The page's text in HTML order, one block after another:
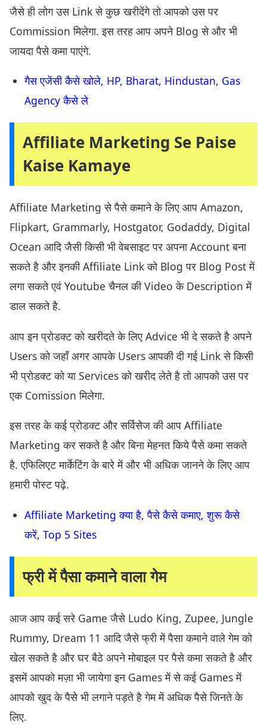
जैसे ही लोग उस Link से कुछ खरीदेंगे तो आपको उस पर
Commission मिलेगा. इस तरह आप अपने Blog से और भी
जायदा पैसे कमा पाएंगे.
गैस एजेंसी कैसे खोले, HP, Bharat, Hindustan, Gas
Agency कैसे ले
Affiliate Marketing Se Paise
Kaise Kamaye
Affiliate Marketing से पैसे कमाने के लिए आप Amazon,
Flipkart, Grammarly, Hostgator, Godaddy, Digital
Ocean आदि जैसी किसी भी वेबसाइट पर अपना Account बना
सकते है और इनकी Affiliate Link को Blog पर Blog Post में
लगा सकते एवं Youtube चैनल की Video के Description में
डाल सकते है.
आप इन प्रोडक्ट को खरीदते के लिए Advice भी दे सकते है अपने
Users को जहाँ अगर आपके Users आपकी दी गई Link से किसी
भी प्रोडक्ट को या Services को खरीद लेते है तो आपको उस पर
एक Comission मिलेगा.
इस तरह के कई प्रोडक्ट और सर्विसेज की आप Affiliate
Marketing कर सकते है और बिना मेहनत किये पैसे कमा सकते
है. एफिलिएट मार्केटिंग के बारे में और भी अधिक जानने के लिए आप
हमारी पोस्ट पढ़े.
Affiliate Marketing क्या है, पैसे कैसे कमाए, शुरू कैसे
करें, Top 5 Sites
फ्री में पैसा कमाने वाला गेम
आज आप कई सरे Game जैसे Ludo King, Zupee, Jungle
Rummy, Dream 11 आदि जैसे फ्री में पैसा कमाने वाले गेम को
खेल सकते है और घर बैठे अपने मोबाइल पर पैसे कमा सकते है और
इसमें आपको मज़ा भी जायेगा इन Games में से कई Games में
आपको खुद के पैसे भी लगाने पड़ते है गेम में अधिक पैसे जिनते के
लिए.